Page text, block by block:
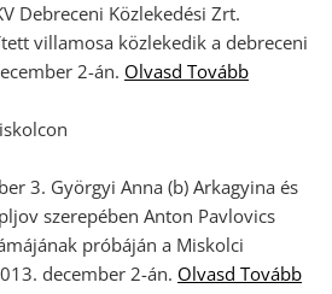
Debreceni Közlekedési Zrt.
villamosa közlekedik a debreceni
2-án. Olvasd Tovább
3. Györgyi Anna (b) Arkagyina és
szerepében Anton Pavlovics
próbáján a Miskolci
december 2-án. Olvasd Tovább